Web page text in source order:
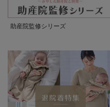
助産院監修シリーズ